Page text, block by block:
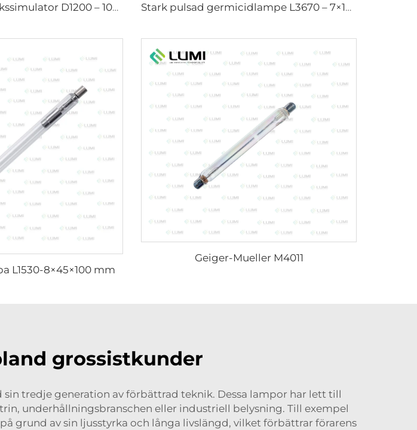
Gaslampa för solfikssimulator D1200 – 10×110 mm Stark pulsad germicidlampe L3670 – 7×160×200 mm
L1530-8×45×100 mm
Geiger-Mueller M4011
grossistkunder
tredje generation av förbättrad teknik. Dessa lampor har lett till
underhållningsbranschen eller industriell belysning. Till exempel
grund av sin ljusstyrka och långa livslängd, vilket förbättrar förarens